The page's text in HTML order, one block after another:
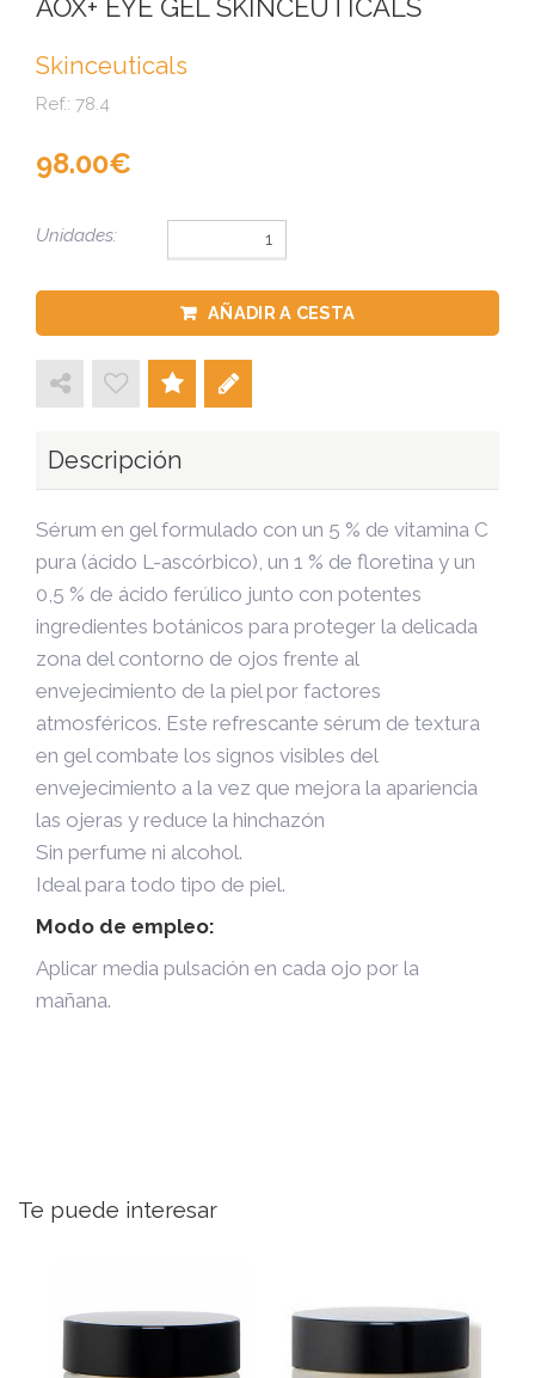
AOX+ EYE GEL SKINCEUTICALS
Skinceuticals
Ref.: 78.4
98.00
Unidades:
AÑADIR A CESTA
Descripción
Sérum en gel formulado con un 5 % de vitamina C
pura (ácido L-ascórbico), un 1 % de floretina y un
0,5 % de ácido ferúlico junto con potentes
ingredientes botánicos para proteger la delicada
zona del contorno de ojos frente al
envejecimiento de la piel por factores
atmosféricos. Este refrescante sérum de textura
en gel combate los signos visibles del
envejecimiento a la vez que mejora la apariencia
las ojeras y reduce la hinchazón
Sin perfume ni alcohol.
Ideal para todo tipo de piel.
Modo de empleo:
Aplicar media pulsación en cada ojo por la
mañana.
Te puede interesar